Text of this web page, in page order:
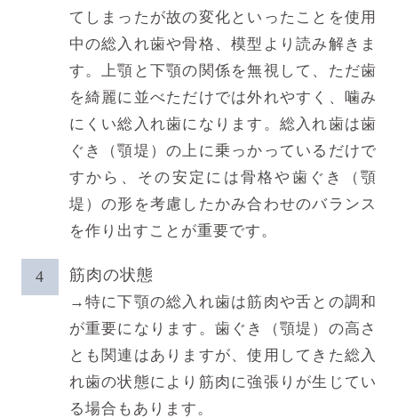
てしまったが故の変化といったことを使用
中の総入れ歯や骨格、模型より読み解きま
す。上顎と下顎の関係を無視して、ただ歯
を綺麗に並べただけでは外れやすく、噛み
にくい総入れ歯になります。総入れ歯は歯
ぐき（顎堤）の上に乗っかっているだけで
すから、その安定には骨格や歯ぐき（顎
堤）の形を考慮したかみ合わせのバランス
を作り出すことが重要です。
筋肉の状態
→特に下顎の総入れ歯は筋肉や舌との調和
が重要になります。歯ぐき（顎堤）の高さ
とも関連はありますが、使用してきた総入
れ歯の状態により筋肉に強張りが生じてい
る場合もあります。